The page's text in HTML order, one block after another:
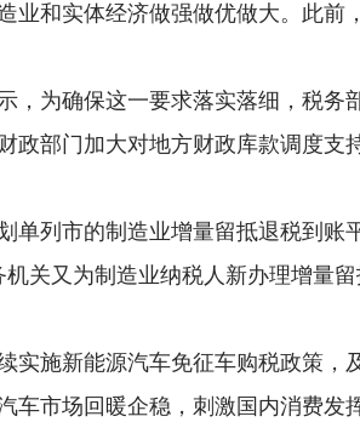
业和实体经济做强做优做大。此
，为确保这一要求落实落细，税
部门加大对地方财政库款调度支
单列市的制造业增量留抵退税到账
关又为制造业纳税人新办理增量
实施新能源汽车免征车购税政策
市场回暖企稳，刺激国内消费发